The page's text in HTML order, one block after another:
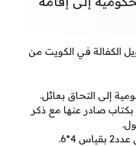
الكفالة في الكويت من
إلى التحاق بعائل.
صادر عنها مع ذكر
4*6.